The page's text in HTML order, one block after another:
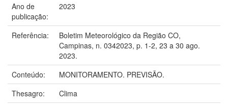
Ano de
publicação:
2023
Referência:
Boletim Meteorológico da Região CO,
Campinas, n. 0342023, p. 1-2, 23 a 30 ago.
2023.
Conteúdo:
MONITORAMENTO. PREVISÃO.
Thesagro:
Clima